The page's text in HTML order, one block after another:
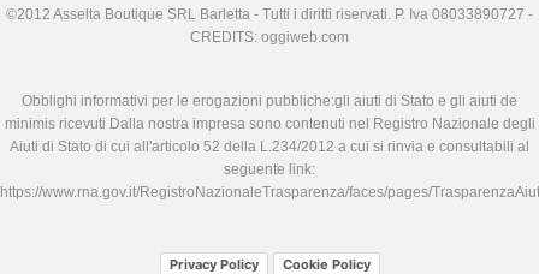
©2012 Asselta Boutique SRL Barletta - Tutti i diritti riservati. P. Iva 08033890727 -
CREDITS: oggiweb.com
Obblighi informativi per le erogazioni pubbliche:gli aiuti di Stato e gli aiuti de
minimis ricevuti Dalla nostra impresa sono contenuti nel Registro Nazionale degli
Aiuti di Stato di cui all'articolo 52 della L.234/2012 a cui si rinvia e consultabili al
seguente link:
https://www.rna.gov.it/RegistroNazionaleTrasparenza/faces/pages/
Privacy Policy Cookie Policy